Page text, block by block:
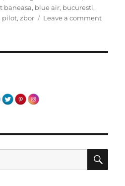
baneasa, blue air, bucuresti,
pilot,zbor Leave a commenton
)